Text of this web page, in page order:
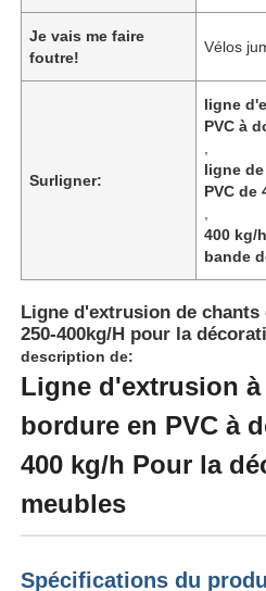
Je vais me faire
foutre!
Vélos
Surligner:
ligne
PVC à
ligne
PVC de
400 kg/
bande
Ligne d'extrusion de chants
250-400kg/H pour la
description de:
Ligne d'extrusion à
bordure en PVC à
400 kg/h Pour la
meubles
Spécifications du